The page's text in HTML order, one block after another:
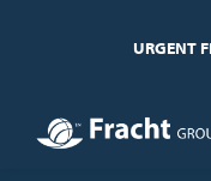
URGENT